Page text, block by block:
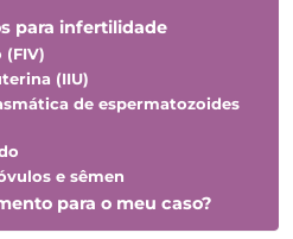
para infertilidade
(IIU)
de espermatozoides
e sêmen
para o meu caso?